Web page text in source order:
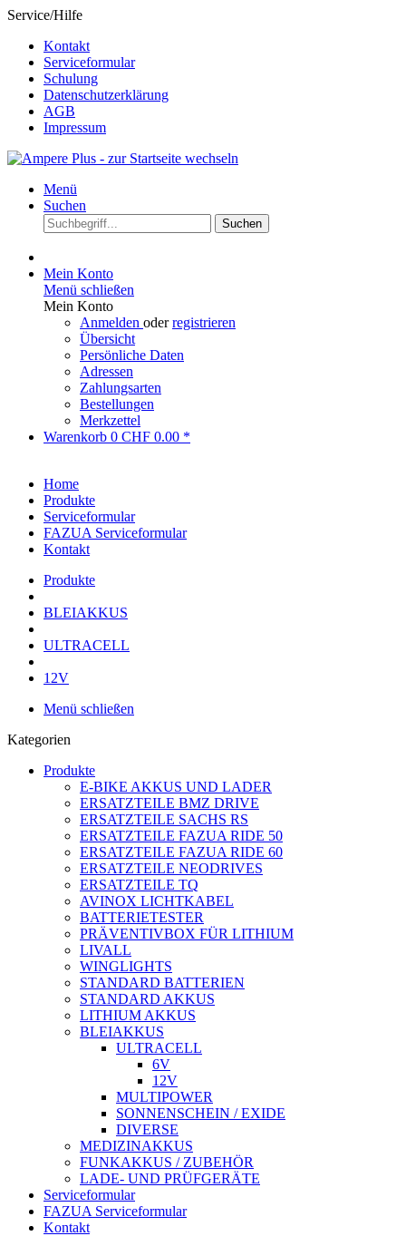
Service/Hilfe
Kontakt
Serviceformular
Schulung
Datenschutzerklärung
AGB
Impressum
Menü
Suchen
Suchen
Mein Konto
Menü schließen
Mein Konto
Anmelden oderregistrieren
Übersicht
Persönliche Daten
Adressen
Zahlungsarten
Bestellungen
Merkzettel
Warenkorb 0 CHF 0.00 *
Home
Produkte
Serviceformular
FAZUA Serviceformular
Kontakt
Produkte
BLEIAKKUS
ULTRACELL
12V
Menü schließen
Kategorien
Produkte
E-BIKE AKKUS UND LADER
ERSATZTEILE BMZ DRIVE
ERSATZTEILE SACHS RS
ERSATZTEILE FAZUA RIDE 50
ERSATZTEILE FAZUA RIDE 60
ERSATZTEILE NEODRIVES
ERSATZTEILE TQ
AVINOX LICHTKABEL
BATTERIETESTER
PRÄVENTIVBOX FÜR LITHIUM
LIVALL
WINGLIGHTS
STANDARD BATTERIEN
STANDARD AKKUS
LITHIUM AKKUS
BLEIAKKUS
ULTRACELL
6V
12V
MULTIPOWER
SONNENSCHEIN / EXIDE
DIVERSE
MEDIZINAKKUS
FUNKAKKUS / ZUBEHÖR
LADE- UND PRÜFGERÄTE
Serviceformular
FAZUA Serviceformular
Kontakt